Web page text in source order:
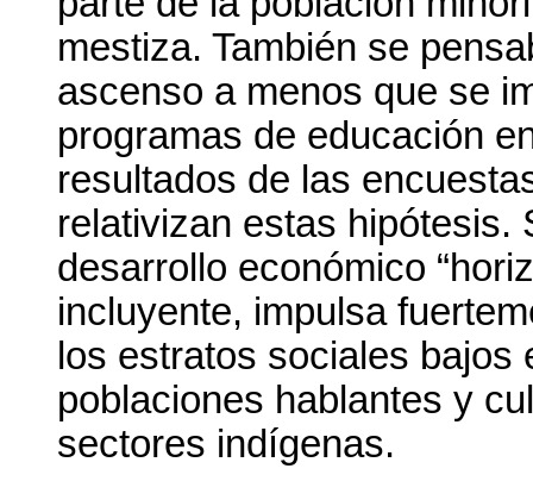
mestiza. También se
ascenso a menos que se
programas de educación
resultados de las
relativizan estas hipótesis.
desarrollo económico
incluyente, impulsa
los estratos sociales bajos
poblaciones hablantes y
sectores indígenas.